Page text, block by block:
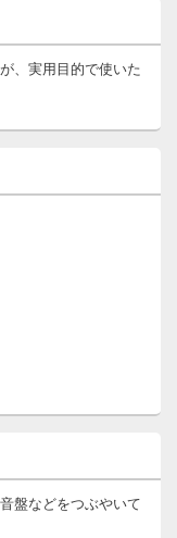
、実用目的で使いた
盤などをつぶやいて